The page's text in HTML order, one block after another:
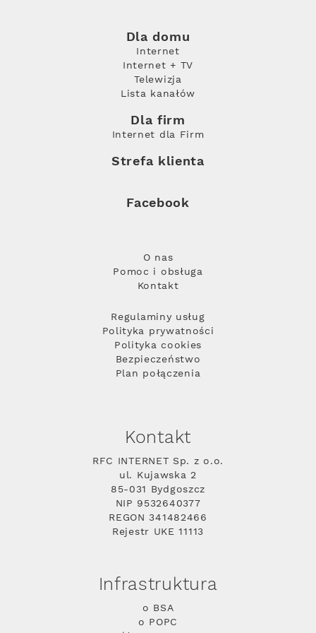
Dla domu
Internet
Internet + TV
Telewizja
Lista kanałów
Dla firm
Internet dla Firm
Strefa klienta
Facebook
O nas
Pomoc i obsługa
Kontakt
Regulaminy usług
Polityka prywatności
Polityka cookies
Bezpieczeństwo
Plan połączenia
Kontakt
RFC INTERNET Sp. z o.o.
ul. Kujawska 2
85-031 Bydgoszcz
NIP 9532640377
REGON 341482466
Rejestr UKE 11113
Infrastruktura
o BSA
o POPC